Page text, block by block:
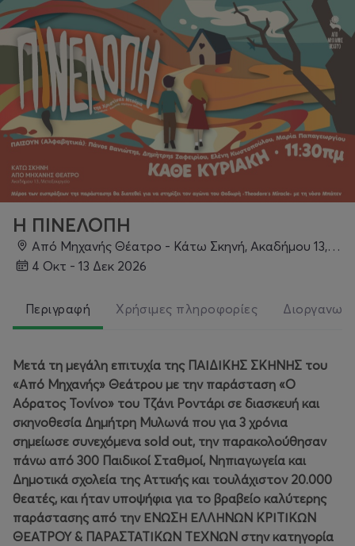
Η ΠΙΝΕΛΟΠΗ
Από Μηχανής Θέατρο - Κάτω Σκηνή, Ακαδήμου 13, Μεταξουργείο
4 Οκτ - 13 Δεκ 2026
Περιγραφή Χρήσιμες πληροφορίες
Μετά τη μεγάλη επιτυχία της ΠΑΙΔΙΚΗΣ ΣΚΗΝΗΣ του
«Από Μηχανής» Θεάτρου με την παράσταση «Ο
Αόρατος Τονίνο» του Τζάνι Ροντάρι σε διασκευή και
σκηνοθεσία Δημήτρη Μυλωνά που για 3 χρόνια
σημείωσε συνεχόμενα sold out, την παρακολούθησαν
πάνω από 300 Παιδικοί Σταθμοί, Νηπιαγωγεία και
Δημοτικά σχολεία της Αττικής και τουλάχιστον 20.000
θεατές, και ήταν υποψήφια για το βραβείο καλύτερης
παράστασης από την ΕΝΩΣΗ ΕΛΛΗΝΩΝ ΚΡΙΤΙΚΩΝ
ΘΕΑΤΡΟΥ & ΠΑΡΑΣΤΑΤΙΚΩΝ ΤΕΧΝΩΝ στην κατηγορία